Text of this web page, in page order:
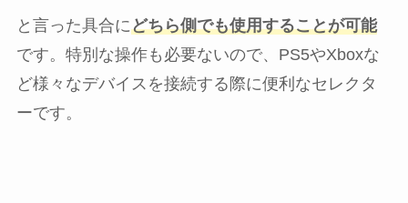
と言った具合にどちら側でも使用することが可能
です。特別な操作も必要ないので、PS5やXboxな
ど様々なデバイスを接続する際に便利なセレクタ
ーです。